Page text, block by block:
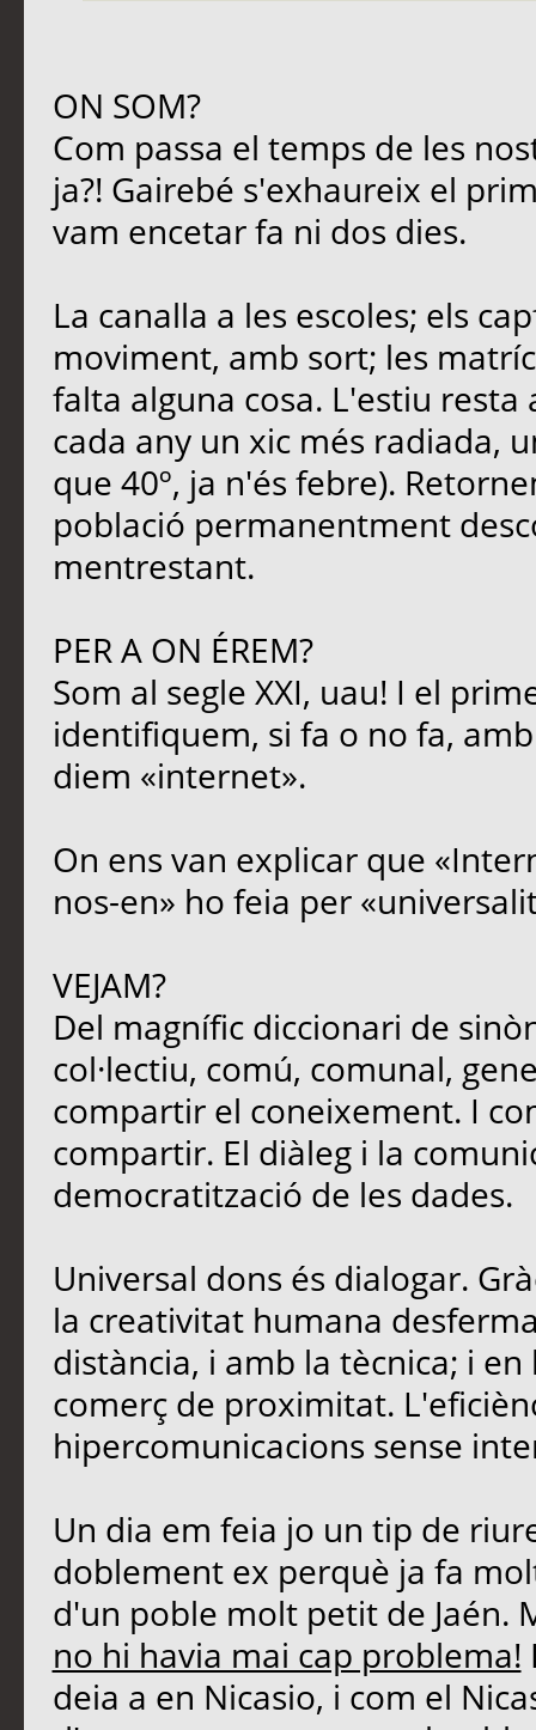
ON SOM?
Com passa el temps de les
ja?! Gairebé s'exhaureix el
vam encetar fa ni dos dies.
La canalla a les escoles; els
moviment, amb sort; les
falta alguna cosa. L'estiu
cada any un xic més radiada,
que 40º, ja n'és febre).
població permanentment
mentrestant.
PER A ON ÉREM?
Som al segle XXI, uau! I el
identifiquem, si fa o no fa,
diem «internet».
On ens van explicar que
nos-en» ho feia per
VEJAM?
Del magnífic diccionari de
col·lectiu, comú, comunal,
compartir el coneixement. I
compartir. El diàleg i la
democratització de les dades.
Universal dons és dialogar.
la creativitat humana
distància, i amb la tècnica; i
comerç de proximitat.
hipercomunicacions sense
Un dia em feia jo un tip de
doblement ex perquè ja fa
d'un poble molt petit de Jaén.
no hi havia mai cap problema!
deia a en Nicasio, i com el